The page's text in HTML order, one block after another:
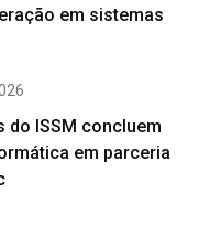
em sistemas
do ISSM concluem
em parceria